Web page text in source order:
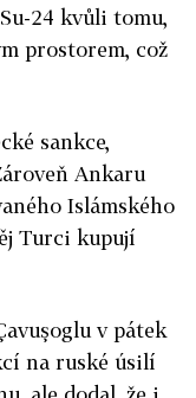
24 kvůli tomu,
prostorem, což
sankce,
Ankaru
Islámského
Turci kupují
v pátek
na ruské úsilí